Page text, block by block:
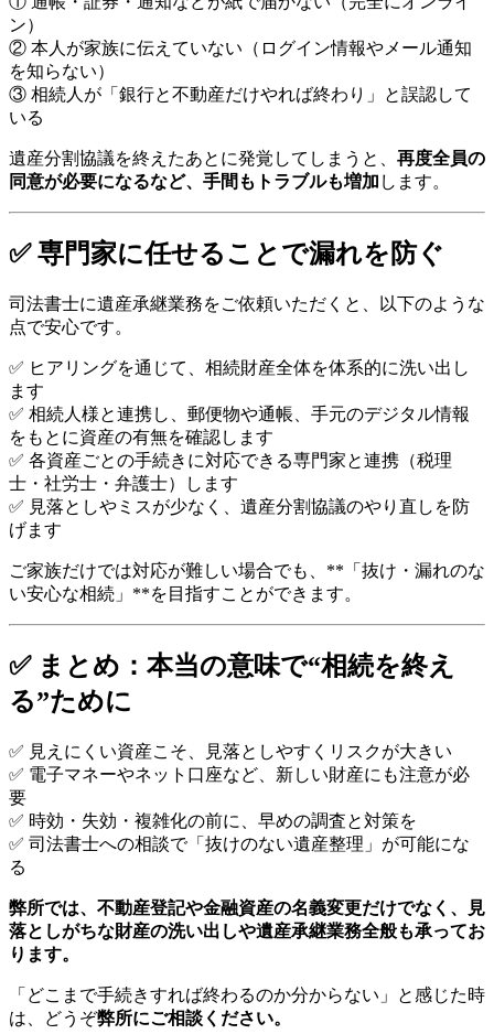
ン）
② 本人が家族に伝えていない（ログイン情報やメール通知
を知らない）
③ 相続人が「銀行と不動産だけやれば終わり」と誤認して
いる
遺産分割協議を終えたあとに発覚してしまうと、 再度全員の
同意が必要になるなど、手間もトラブルも増加 します。
✅ 専門家に任せることで漏れを防ぐ
司法書士に遺産承継業務をご依頼いただくと、以下のような
点で安心です。
✅ ヒアリングを通じて、相続財産全体を体系的に洗い出し
ます
✅ 相続人様と連携し、郵便物や通帳、手元のデジタル情報
をもとに資産の有無を確認します
✅ 各資産ごとの手続きに対応できる専門家と連携（税理
士・社労士・弁護士）します
✅ 見落としやミスが少なく、遺産分割協議のやり直しを防
げます
ご家族だけでは対応が難しい場合でも、**「抜け・漏れのな
い安心な相続」**を目指すことができます。
✅ まとめ：本当の意味で“相続を終え
る”ために
✅ 見えにくい資産こそ、見落としやすくリスクが大きい
✅ 電子マネーやネット口座など、新しい財産にも注意が必
要
✅ 時効・失効・複雑化の前に、早めの調査と対策を
✅ 司法書士への相談で「抜けのない遺産整理」が可能にな
る
弊所では、不動産登記や金融資産の名義変更だけでなく、見
落としがちな財産の洗い出しや遺産承継業務全般も承ってお
ります。
「どこまで手続きすれば終わるのか分からない」と感じた時
は、どうぞ弊所にご相談ください。